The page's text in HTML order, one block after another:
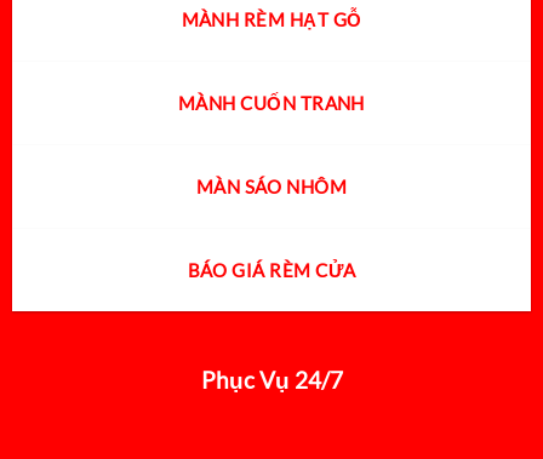
MÀNH RÈM HẠT GỖ
MÀNH CUỐN TRANH
MÀN SÁO NHÔM
BÁO GIÁ RÈM CỬA
Phục Vụ 24/7